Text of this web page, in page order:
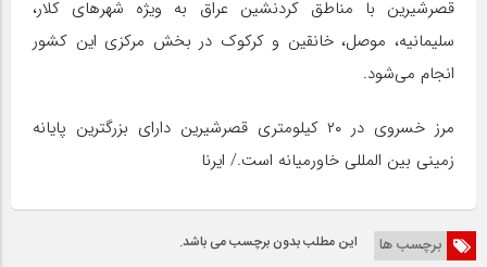
قصرشیرین با مناطق کردنشین عراق به ویژه شهرهای کلار،
سلیمانیه، موصل، خانقین و کرکوک در بخش مرکزی این کشور
انجام می‌شود.
مرز خسروی در ۲۰ کیلومتری قصرشیرین دارای بزرگترین پایانه
زمینی بین المللی خاورمیانه است./ ایرنا
برچسب ها این مطلب بدون برچسب می باشد.